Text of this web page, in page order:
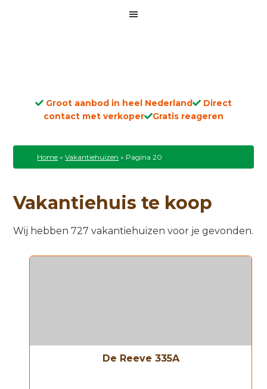
Groot aanbod in heel Nederland
Direct
contact met verkoper
Gratis reageren
Home »Vakantiehuizen » Pagina 20
Vakantiehuis te koop
Wij hebben 727 vakantiehuizen voor je gevonden.
De Reeve 335A